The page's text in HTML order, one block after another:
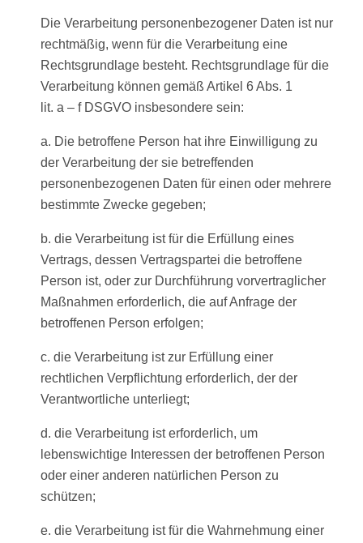
Die Verarbeitung personenbezogener Daten ist nur
rechtmäßig, wenn für die Verarbeitung eine
Rechtsgrundlage besteht. Rechtsgrundlage für die
Verarbeitung können gemäß Artikel 6 Abs. 1
lit. a – f DSGVO insbesondere sein:
a. Die betroffene Person hat ihre Einwilligung zu
der Verarbeitung der sie betreffenden
personenbezogenen Daten für einen oder mehrere
bestimmte Zwecke gegeben;
b. die Verarbeitung ist für die Erfüllung eines
Vertrags, dessen Vertragspartei die betroffene
Person ist, oder zur Durchführung vorvertraglicher
Maßnahmen erforderlich, die auf Anfrage der
betroffenen Person erfolgen;
c. die Verarbeitung ist zur Erfüllung einer
rechtlichen Verpflichtung erforderlich, der der
Verantwortliche unterliegt;
d. die Verarbeitung ist erforderlich, um
lebenswichtige Interessen der betroffenen Person
oder einer anderen natürlichen Person zu
schützen;
e. die Verarbeitung ist für die Wahrnehmung einer